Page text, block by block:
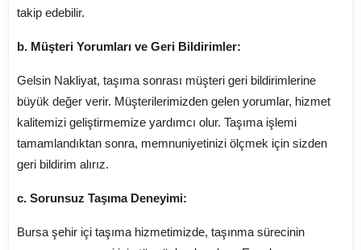
takip edebilir.
b. Müşteri Yorumları ve Geri Bildirimler:
Gelsin Nakliyat, taşıma sonrası müşteri geri bildirimlerine
büyük değer verir. Müşterilerimizden gelen yorumlar, hizmet
kalitemizi geliştirmemize yardımcı olur. Taşıma işlemi
tamamlandıktan sonra, memnuniyetinizi ölçmek için sizden
geri bildirim alırız.
c. Sorunsuz Taşıma Deneyimi:
Bursa şehir içi taşıma hizmetimizde, taşınma sürecinin